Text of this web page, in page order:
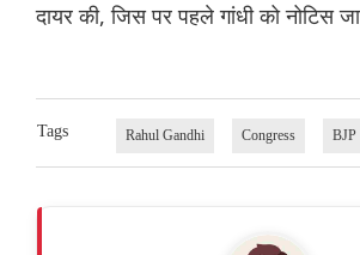
दायर की, जिस पर पहले गांधी को नोटिस
Tags Rahul Gandhi Congress BJP